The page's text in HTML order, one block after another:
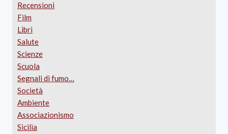
Recensioni
Film
Libri
Salute
Scienze
Scuola
Segnali di fumo…
Società
Ambiente
Associazionismo
Sicilia